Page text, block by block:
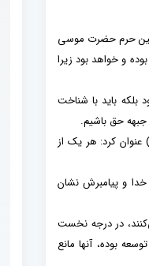
حرم حضرت موسی
و خواهد بود زیرا
بلکه باید با شناخت
جبهه حق باشیم.
عنوان کرد: هر یک از
خدا و پیامبرش نشان
در درجه نخست
بوده، آنها مانع